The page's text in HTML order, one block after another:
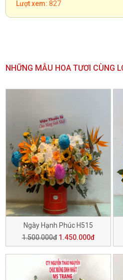
Lượt xem: 827
NHỮNG MẪU HOA TƯƠI CÙNG
Ngày Hạnh Phúc H515
1.500.000đ 1.450.000đ